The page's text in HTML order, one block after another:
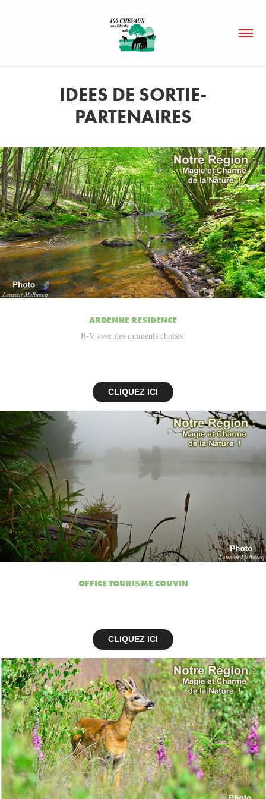
IDEES DE SORTIE-
PARTENAIRES
ARDENNE RESIDENCE
R-V avec des moments choisis
CLIQUEZ ICI
OFFICE TOURISME COUVIN
CLIQUEZ ICI